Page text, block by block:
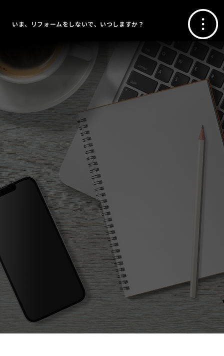
いま、リフォームをしないで、いつしますか？